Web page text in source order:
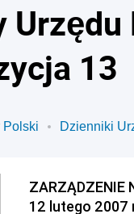
13
Polski Dzienniki
ZARZĄDZENIE
12 lutego 2007